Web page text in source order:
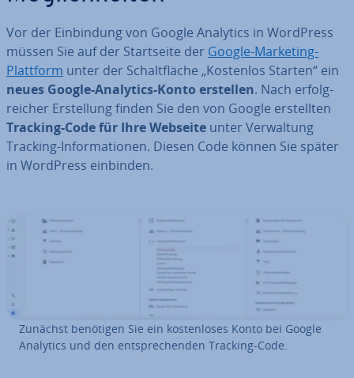
Vor der Ein­bin­dung von Google Analytics in WordPress
müssen Sie auf der Start­sei­te der Google-Marketing-
Plattform unter der Schalt­flä­che „Kostenlos Starten“ ein
neues Google-Analytics-Konto erstellen. Nach er­folg­
rei­cher Er­stel­lung finden Sie den von Google er­stell­ten
Tracking-Code für Ihre Webseite unter Ver­wal­tung
Tracking-In­for­ma­tio­nen. Diesen Code können Sie später
in WordPress einbinden.
Zunächst benötigen Sie ein kos­ten­lo­ses Konto bei Google
Analytics und den ent­spre­chen­den Tracking-Code.